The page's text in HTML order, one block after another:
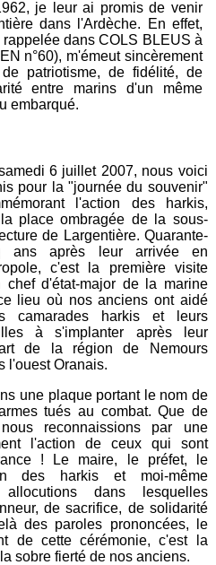
je leur ai promis de venir
dans l'Ardèche. En effet,
dans COLS BLEUS à
n°60), m'émeut sincèrement
patriotisme, de fidélité, de
entre marins d'un même
embarqué.
6 juillet 2007, nous voici
pour la "journée du souvenir"
l'action des harkis,
place ombragée de la sous-
de Largentière. Quarante-
ans après leur arrivée en
c'est la première visite
chef d'état-major de la marine
lieu où nos anciens ont aidé
camarades harkis et leurs
à s'implanter après leur
de la région de Nemours
l'ouest Oranais.
une plaque portant le nom de
tués au combat. Que de
reconnaissions par une
l'action de ceux qui sont
! Le maire, le préfet, le
des harkis et moi-même
dans lesquelles
de sacrifice, de solidarité
des paroles prononcées, le
de cette cérémonie, c'est la
sobre fierté de nos anciens.